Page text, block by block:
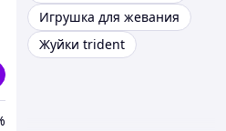
Игрушка для жевания
Жуйки trident